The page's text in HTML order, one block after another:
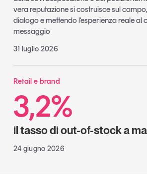
vera reputazione si costruisce sul
dialogo e mettendo l'esperienza reale al
messaggio
31 luglio 2026
Retail e brand
3,2%
il tasso di out-of-stock a
24 giugno 2026